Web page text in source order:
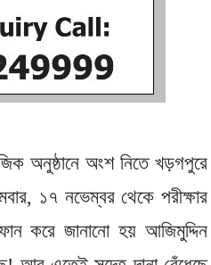
অনুষ্ঠানে অংশ নিতে খড়গপুরে
১৭ নভেম্বর থেকে পরীক্ষার
করে জানানো হয় আজিমুদ্দিন